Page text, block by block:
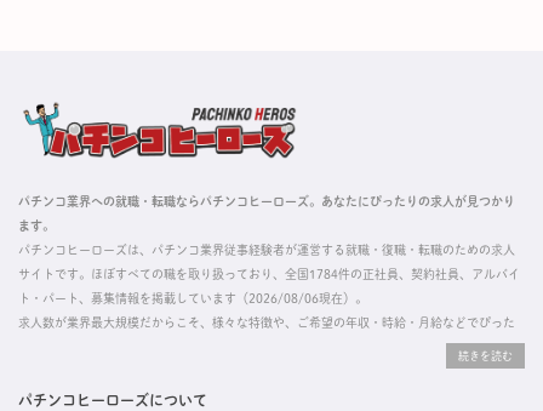
パチンコ業界への就職・転職ならパチンコヒーローズ。あなたにぴったりの求人が見つかり
ます。
パチンコヒーローズは、パチンコ業界従事経験者が運営する就職・復職・転職のための求人
サイトです。ほぼすべての職を取り扱っており、全国1784件の正社員、契約社員、アルバイ
ト・パート、募集情報を掲載しています（2026/08/06現在）。
求人数が業界最大規模だからこそ、様々な特徴や、ご希望の年収・時給・月給などでぴった
りな求人を探すことができ、ご利用者の約96%の方に「満足」とお答えいただいています。
掲載している求人は、すべて契約法人様から寄せられた正規の求人情報です。応募いただい
た内容はすぐに直接事業所に届くためスムーズに転職・復職できます。
パチンコヒーローズについて